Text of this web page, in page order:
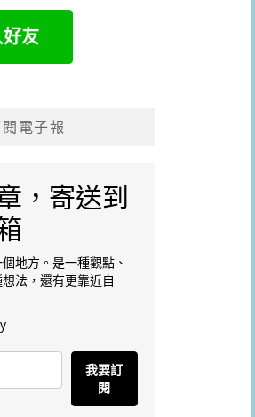
電子報
，寄送到
地方。是一種觀點、
法，還有更靠近自
我要訂
閱